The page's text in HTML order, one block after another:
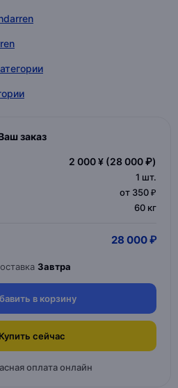
заказ
2 000 ¥ (28 000 ₽)
1 шт.
от 350 ₽
60 кг
28 000 ₽
Завтра
в корзину
Купить сейчас
оплата онлайн